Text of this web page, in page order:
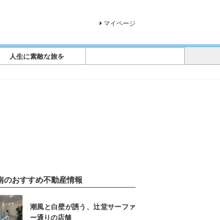
マイページ
人生に素敵な旅を
のおすすめ不動産情報
潮風と白壁が誘う、辻堂サーファ
ー通りの店舗